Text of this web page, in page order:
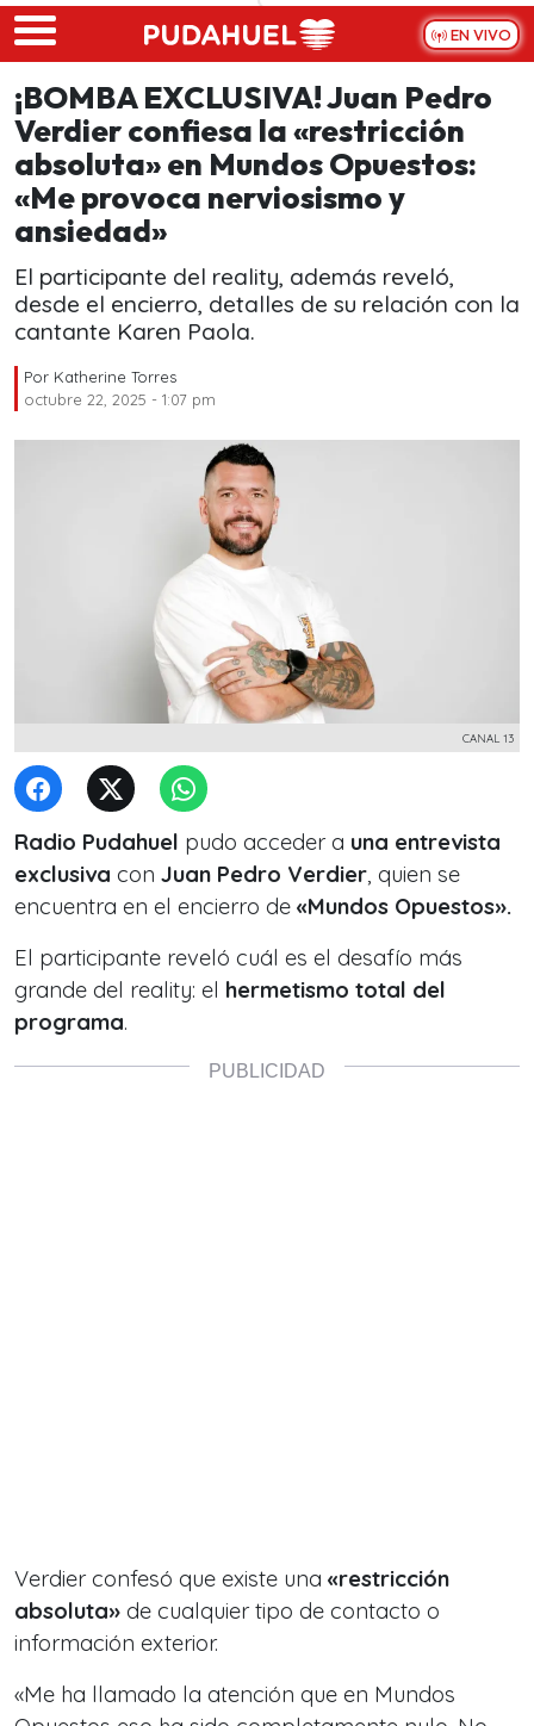
Skip to main content
EN VIVO
¡BOMBA EXCLUSIVA! Juan Pedro
Verdier confiesa la «restricción
absoluta» en Mundos Opuestos:
«Me provoca nerviosismo y
ansiedad»
El participante del reality, además reveló,
desde el encierro, detalles de su relación con la
cantante Karen Paola.
Por Katherine Torres
octubre 22, 2025 - 1:07 pm
CANAL 13
Radio Pudahuel pudo acceder a una entrevista
exclusiva con Juan Pedro Verdier, quien se
encuentra en el encierro de «Mundos Opuestos».
El participante reveló cuál es el desafío más
grande del reality: el hermetismo total del
programa.
Verdier confesó que existe una «restricción
absoluta» de cualquier tipo de contacto o
información exterior.
«Me ha llamado la atención que en Mundos